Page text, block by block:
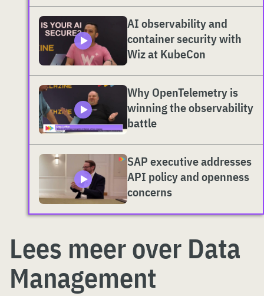
AI observability and
container security with
Wiz at KubeCon
Why OpenTelemetry is
winning the observability
battle
SAP executive addresses
API policy and openness
concerns
Lees meer over Data
Management